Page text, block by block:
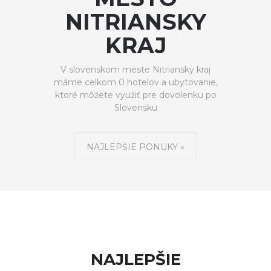
NITRIANSKY
KRAJ
V slovenskom meste Nitriansky kraj
máme celkom 0 hotelov a ubytovanie,
ktoré môžete využiť pre dovolenku po
Slovensku
NAJLEPŠIE PONUKY »
NAJLEPŠIE